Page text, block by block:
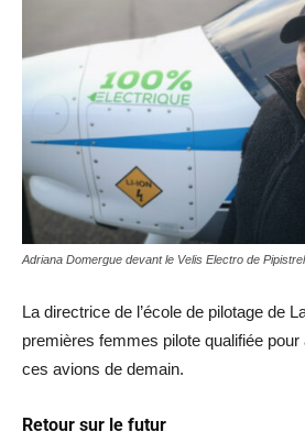
Adriana Domergue devant le Velis Electro de
La directrice de l’école de pilotage de
premières femmes pilote qualifiée pour
ces avions de demain.
Retour sur le futur